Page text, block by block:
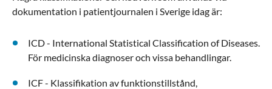
dokumentation i patientjournalen i Sverige idag är:
ICD - International Statistical Classification of Diseases.
För medicinska diagnoser och vissa behandlingar.
ICF - Klassifikation av funktionstillstånd,